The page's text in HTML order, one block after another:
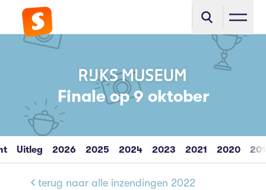
Finale op 9 oktober
Uitleg 2026 2025 2024 2023 2021 2020
terug naar alle inzendingen 2022